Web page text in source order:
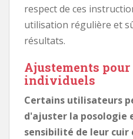
respect de ces
utilisation régulière et
résultats.
Ajustements
individuels
Certains utilisateurs
d'ajuster la posologie
sensibilité de leur cuir